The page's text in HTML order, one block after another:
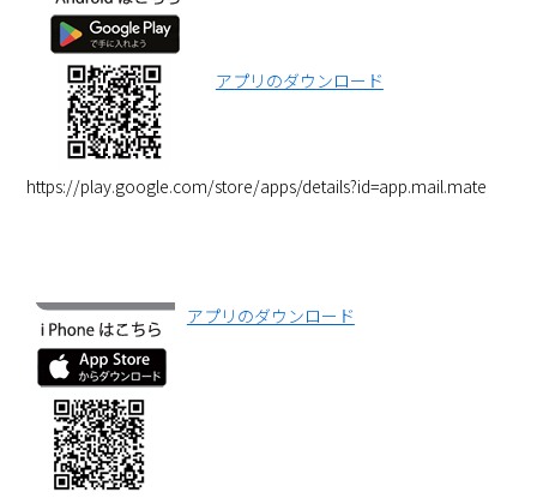
アプリのダウンロード
https://play.google.com/store/apps/details?id=app.mail.mate
アプリのダウンロード